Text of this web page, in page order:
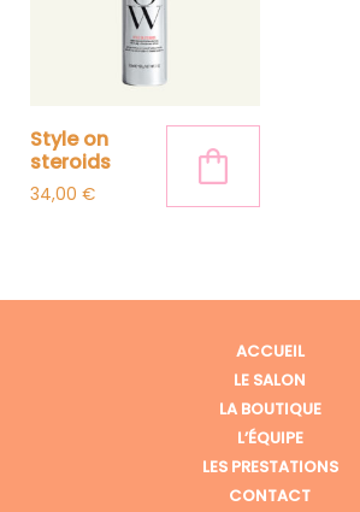
style on
steroids
34,00 €
ACCUEIL
LE SALON
LA BOUTIQUE
L’ÉQUIPE
LES PRESTATIONS
CONTACT